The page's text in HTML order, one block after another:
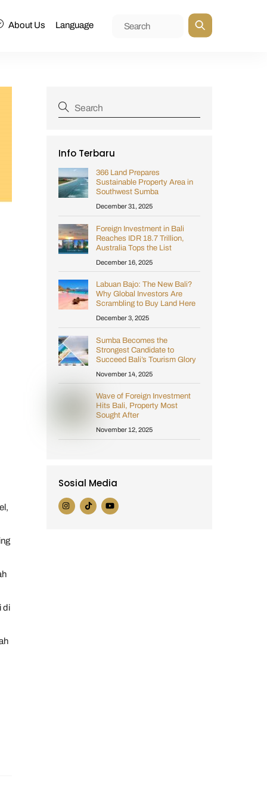
About Us Language
di
Info Terbaru
366 Land Prepares
Sustainable Property Area in
Southwest Sumba
December 31, 2025
Foreign Investment in Bali
Reaches IDR 18.7 Trillion,
Australia Tops the List
December 16, 2025
Labuan Bajo: The New Bali?
Why Global Investors Are
Scrambling to Buy Land Here
December 3, 2025
Sumba Becomes the
Strongest Candidate to
Succeed Bali’s Tourism Glory
November 14, 2025
Wave of Foreign Investment
Hits Bali, Property Most
Sought After
November 12, 2025
Sosial Media